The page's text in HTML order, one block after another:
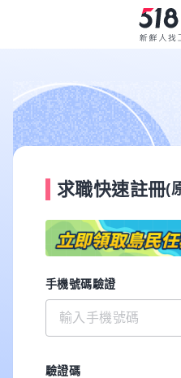
求職快速註冊(
手機號碼驗證
驗證碼